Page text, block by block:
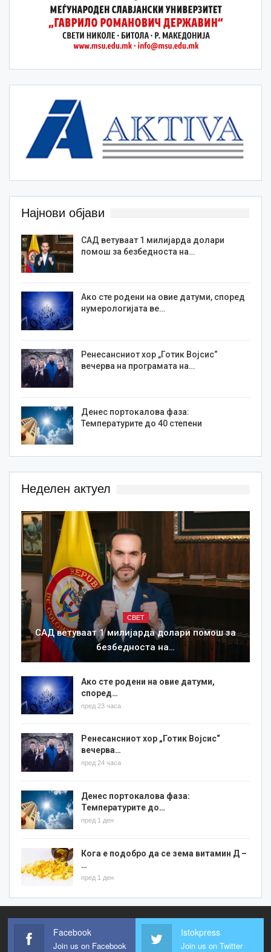
Најнови објави
САД ветуваат 1 милијарда долари
помош за безбедноста на…
Ако сте родени на овие датуми, според
нумерологијата ве…
Ренесансниот хор „Готик Војсис“
вечерва на програмата на…
Денес портокалова фаза:
Температурите до 40 степени
Неделен актуел
СВЕТ
САД ветуваат 1 милијарда долари помош за
безбедноста на…
Ако сте родени на овие датуми,
според…
пред 23 часа
Ренесансниот хор „Готик Војсис“
вечерва…
пред 24 часа
Денес портокалова фаза:
Температурите до…
пред 1 ден
Кога е подобро да се зема витамин Д –
…
пред 1 ден
Facebook
Join us on Facebook
Istokpress
Join us on Twitter